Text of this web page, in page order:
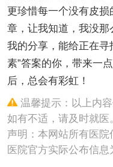
更珍惜每一个没有皮
章，让我知道，我没那
我的分享，能给正在寻
素”答案的你，带来一
后，总会有彩虹！
温馨提示：以上内
如有不适，请及时就医
声明：本网站所有医
医院官方实际公布信息